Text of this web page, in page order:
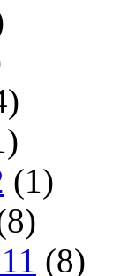
(1)
(8)